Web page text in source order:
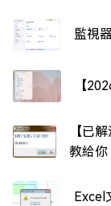
監視
【
【已
教給你
Excel